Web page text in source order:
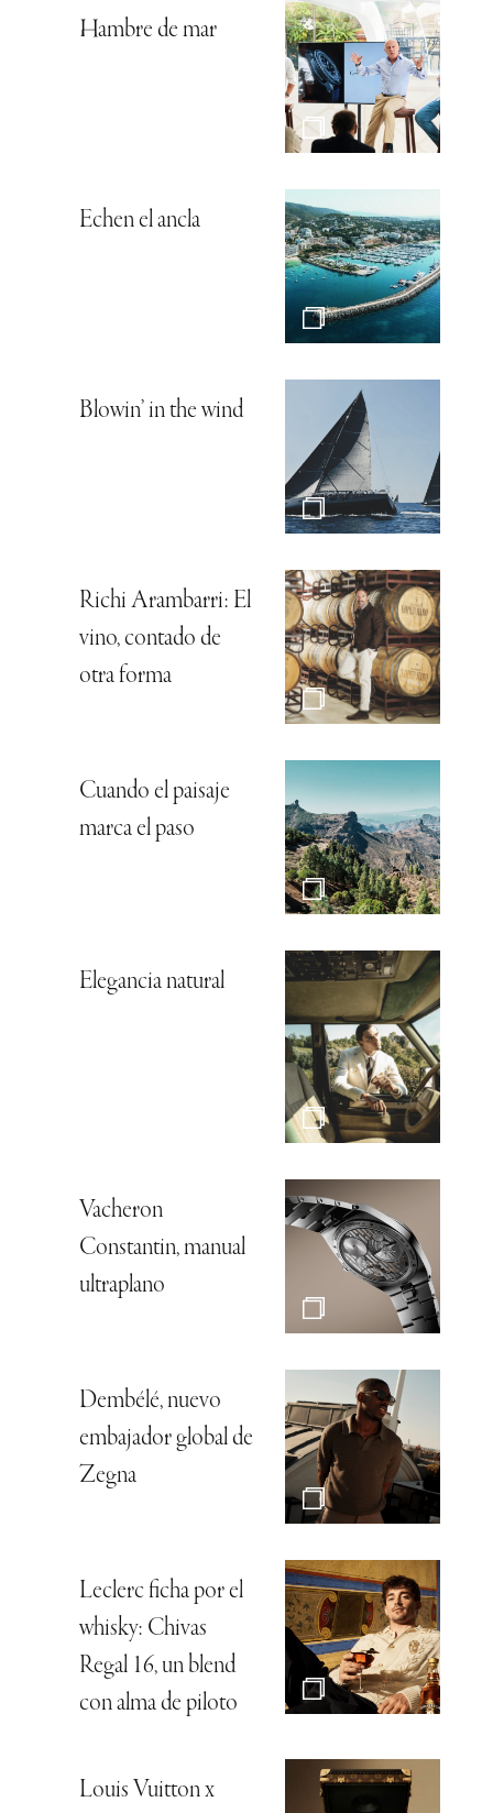
Hambre de mar
Echen el ancla
Blowin’ in the wind
Richi Arambarri: El
vino, contado de
otra forma
Cuando el paisaje
marca el paso
Elegancia natural
Vacheron
Constantin, manual
ultraplano
Dembélé, nuevo
embajador global de
Zegna
Leclerc ficha por el
whisky: Chivas
Regal 16, un blend
con alma de piloto
Louis Vuitton x